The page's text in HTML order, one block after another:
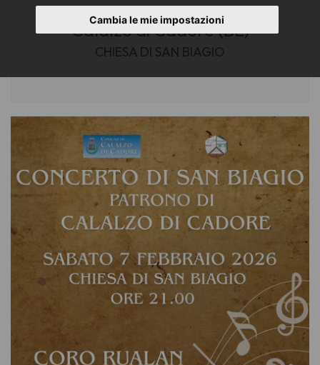
Cambia le mie impostazioni
Calalzo di Cadore (BL)
CHIESA DI SAN BIAGIO